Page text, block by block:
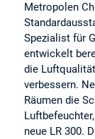
Metropolen
Spezialist für
entwickelt
die
verbessern.
Räumen die
neue LR 300.